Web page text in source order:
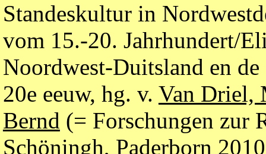
Standeskultur in
vom 15.-20. Jahrhundert/
Noordwest-Duitsland en
20e eeuw, hg. v. Van Driel,
Bernd (= Forschungen zur
Schöningh, Paderborn